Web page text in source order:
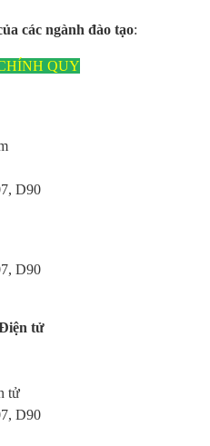
các ngành đào tạo:
QUY
D90
D90
tử
tử
D90